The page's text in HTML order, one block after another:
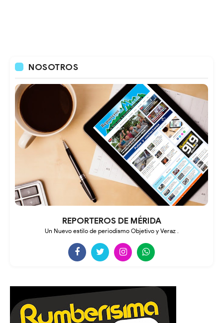
NOSOTROS
REPORTEROS DE MÉRIDA
Un Nuevo estilo de periodismo Objetivo y Veraz .